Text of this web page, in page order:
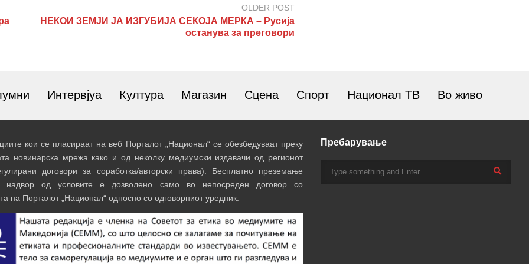
OLDER POST
НЕКОИ ЗЕМЈИ ЈА ИЗГУБИЈА СЕКОЈА МЕРКА – Русија
останува за преговори
Интервјуа Култура Магазин Сцена Спорт Национал ТВ Во живо
кои се пласираат на веб Порталот „Национал“ се обезбедуваат преку
новинарска мрежа како и од неколку медиумски издавачи од регионот
договори за соработка/авторски права). Бесплатно преземање
надвор од условите е дозволено само во непосреден договор со
на Порталот „Национал“ односно со одговорниот уредник.
Пребарување